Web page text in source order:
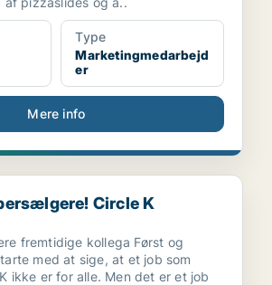
Type
Marketingmedarbejd
er
Mere info
Circle K Jægers...
Circle K
fremtidige kollega Først og
med at sige, at et job som
ikke er for alle. Men det er et job